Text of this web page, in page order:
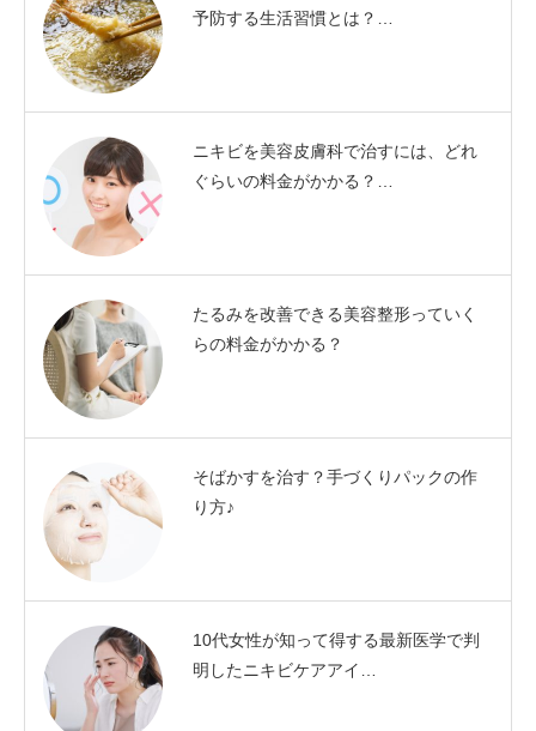
予防する生活習慣とは？…
ニキビを美容皮膚科で治すには、どれ
ぐらいの料金がかかる？…
たるみを改善できる美容整形っていく
らの料金がかかる？
そばかすを治す？手づくりパックの作
り方♪
10代女性が知って得する最新医学で判
明したニキビケアアイ…